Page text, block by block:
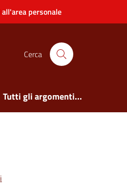
all'area personale
Cerca
Tutti gli argomenti...